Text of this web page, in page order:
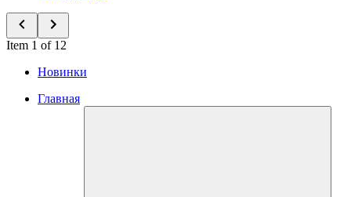
Item 1 of 12
Новинки
Главная